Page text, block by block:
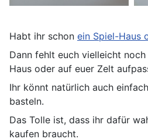
Habt ihr schon ein Spiel-Haus
Dann fehlt euch vielleicht
Haus oder auf euer Zelt
Ihr könnt natürlich auch
basteln.
Das Tolle ist, dass ihr dafür
kaufen braucht.